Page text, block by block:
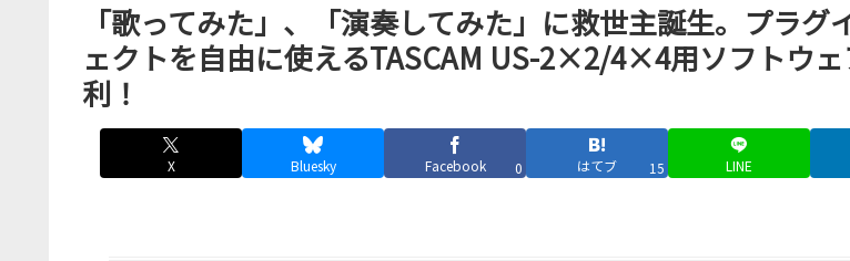
「歌ってみた」、「演奏してみた」に救世主誕生。プラグ
ェクトを自由に使えるTASCAM US-2×2/4×4用ソフトウ
利！
X Bluesky Facebook 0 はてブ 15 LINE